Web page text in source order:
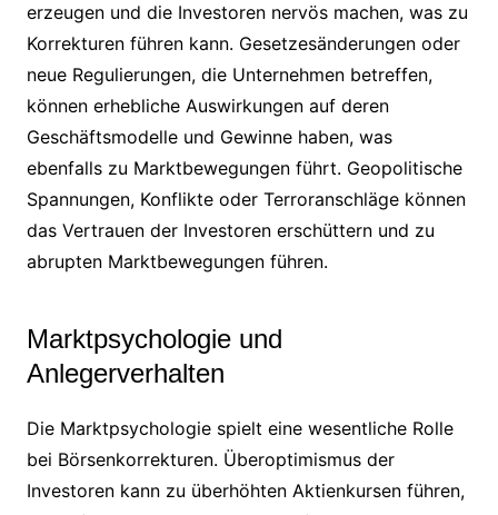
erzeugen und die Investoren nervös machen, was zu
Korrekturen führen kann. Gesetzesänderungen oder
neue Regulierungen, die Unternehmen betreffen,
können erhebliche Auswirkungen auf deren
Geschäftsmodelle und Gewinne haben, was
ebenfalls zu Marktbewegungen führt. Geopolitische
Spannungen, Konflikte oder Terroranschläge können
das Vertrauen der Investoren erschüttern und zu
abrupten Marktbewegungen führen.
Marktpsychologie und
Anlegerverhalten
Die Marktpsychologie spielt eine wesentliche Rolle
bei Börsenkorrekturen. Überoptimismus der
Investoren kann zu überhöhten Aktienkursen führen,